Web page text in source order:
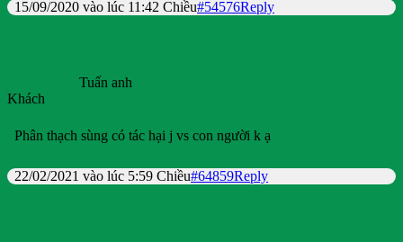
15/09/2020 vào lúc 11:42 Chiều#54576Reply
Tuấn anh
Khách
Phân thạch sùng có tác hại j vs con người k ạ
22/02/2021 vào lúc 5:59 Chiều#64859Reply